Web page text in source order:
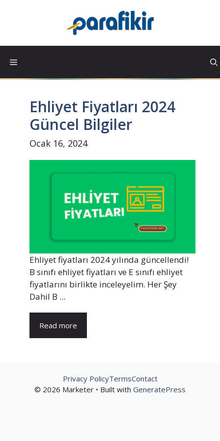
Ehliyet Fiyatları 2024
Güncel Bilgiler
Ocak 16, 2024
Ehliyet fiyatları 2024 yılında güncellendi!
B sınıfı ehliyet fiyatları ve E sınıfı ehliyet
fiyatlarını birlikte inceleyelim. Her Şey
Dahil B ...
Read more
© 2026 Marketer • Built with GeneratePress
Privacy PolicyTermsContact